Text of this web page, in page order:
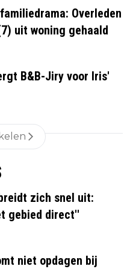
Overleden
uit woning gehaald
B&B-Jiry voor Iris'
zich snel uit:
gebied direct''
niet opdagen bij